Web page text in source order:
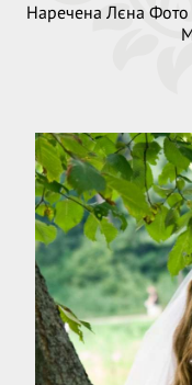
Наречена Лєна Фото